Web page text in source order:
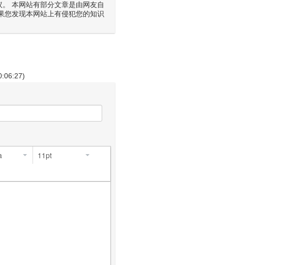
本网站有部分文章是由网友自
您发现本网站上有侵犯您的知识
11pt